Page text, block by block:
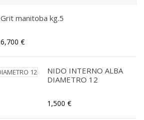
Grit manitoba kg.5
6,700 €
NIDO INTERNO ALBA
DIAMETRO 12
1,500 €